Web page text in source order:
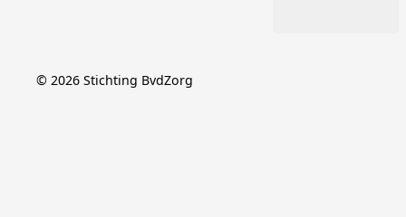
© 2026 Stichting BvdZorg